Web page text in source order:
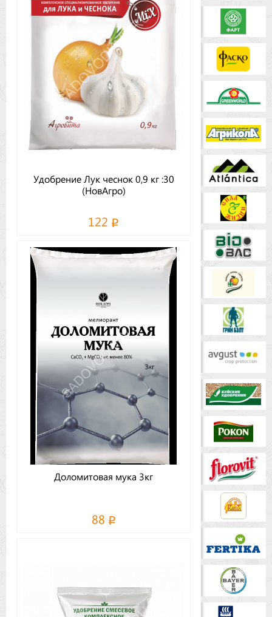
Доставка
Оптовикам
Удобрение Лук чеснок 0,9 кг :30
(НовАгро)
122
Доломитовая мука 3кг
88